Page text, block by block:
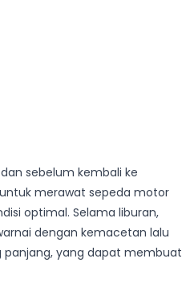
sebelum kembali ke
merawat sepeda motor
optimal. Selama liburan,
dengan kemacetan lalu
yang dapat membuat